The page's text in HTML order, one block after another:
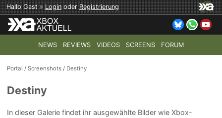
Hallo Gast »LoginoderRegistrierung
NEWS REVIEWS VIDEOS SCREENS FORUM
TOP-THEMEN: COD: MODERN WARFARE 4 HALO:
Portal /Screenshots / Destiny
Destiny
In dieser Galerie findet ihr ausgewählte Bilder wie Xbox-